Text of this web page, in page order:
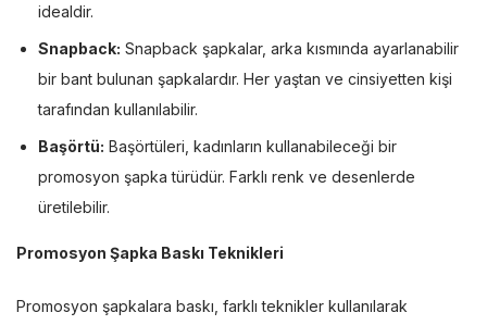
idealdir.
Snapback: Snapback şapkalar, arka kısmında ayarlanabilir
bir bant bulunan şapkalardır. Her yaştan ve cinsiyetten kişi
tarafından kullanılabilir.
Başörtü: Başörtüleri, kadınların kullanabileceği bir
promosyon şapka türüdür. Farklı renk ve desenlerde
üretilebilir.
Promosyon Şapka Baskı Teknikleri
Promosyon şapkalara baskı, farklı teknikler kullanılarak